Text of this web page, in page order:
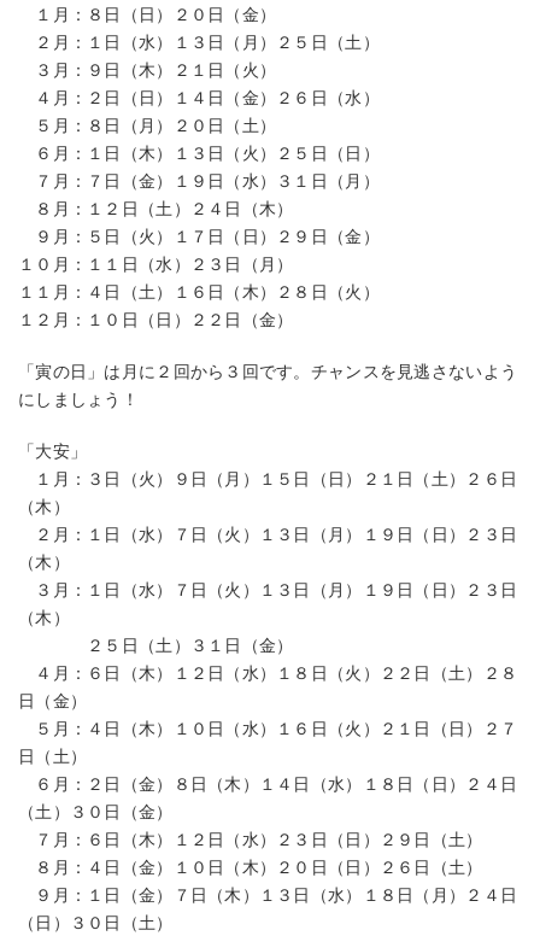
１月：８日（日）２０日（金）
２月：１日（水）１３日（月）２５日（土）
３月：９日（木）２１日（火）
４月：２日（日）１４日（金）２６日（水）
５月：８日（月）２０日（土）
６月：１日（木）１３日（火）２５日（日）
７月：７日（金）１９日（水）３１日（月）
８月：１２日（土）２４日（木）
９月：５日（火）１７日（日）２９日（金）
１０月：１１日（水）２３日（月）
１１月：４日（土）１６日（木）２８日（火）
１２月：１０日（日）２２日（金）
「寅の日」は月に２回から３回です。チャンスを見逃さないよう
にしましょう！
「大安」
１月：３日（火）９日（月）１５日（日）２１日（土）２６日
（木）
２月：１日（水）７日（火）１３日（月）１９日（日）２３日
（木）
３月：１日（水）７日（火）１３日（月）１９日（日）２３日
（木）
２５日（土）３１日（金）
４月：６日（木）１２日（水）１８日（火）２２日（土）２８
日（金）
５月：４日（木）１０日（水）１６日（火）２１日（日）２７
日（土）
６月：２日（金）８日（木）１４日（水）１８日（日）２４日
（土）３０日（金）
７月：６日（木）１２日（水）２３日（日）２９日（土）
８月：４日（金）１０日（木）２０日（日）２６日（土）
９月：１日（金）７日（木）１３日（水）１８日（月）２４日
（日）３０日（土）